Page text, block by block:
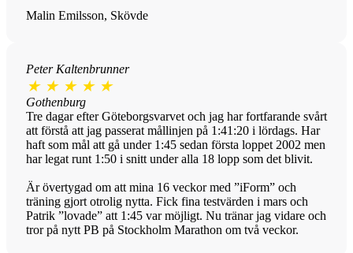
Malin Emilsson, Skövde
Peter Kaltenbrunner
★ ★ ★ ★ ★
Gothenburg
Tre dagar efter Göteborgsvarvet och jag har fortfarande svårt
att förstå att jag passerat mållinjen på 1:41:20 i lördags. Har
haft som mål att gå under 1:45 sedan första loppet 2002 men
har legat runt 1:50 i snitt under alla 18 lopp som det blivit.
Är övertygad om att mina 16 veckor med ”iForm” och
träning gjort otrolig nytta. Fick fina testvärden i mars och
Patrik ”lovade” att 1:45 var möjligt. Nu tränar jag vidare och
tror på nytt PB på Stockholm Marathon om två veckor.